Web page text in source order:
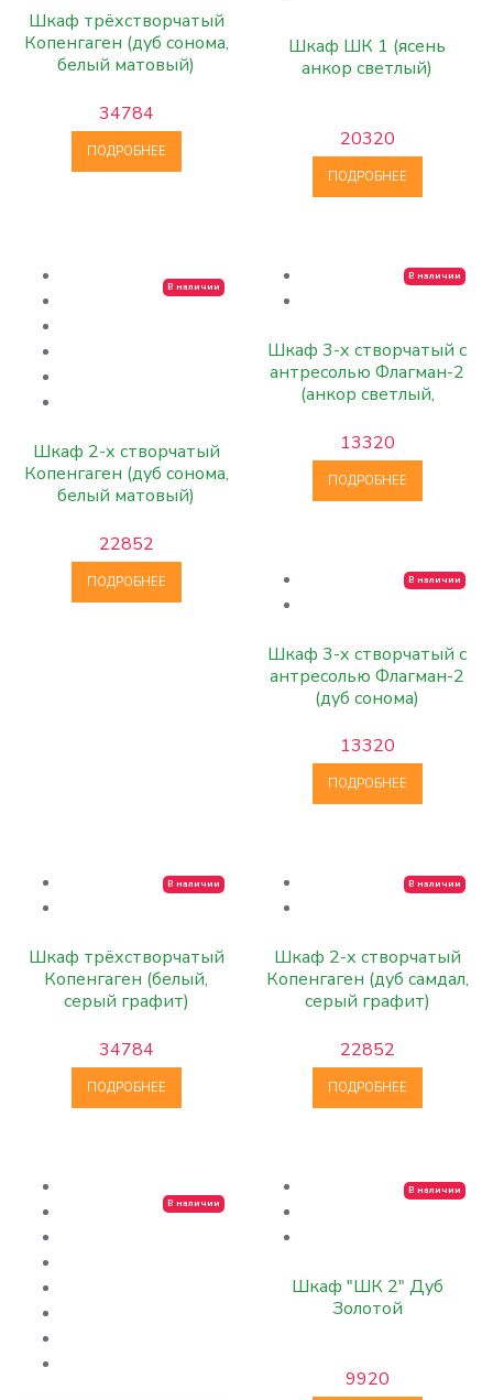
Шкаф трёхстворчатый
Копенгаген (дуб сонома,
белый матовый)
34784
ПОДРОБНЕЕ
Шкаф ШК 1 (ясень
анкор светлый)
20320
ПОДРОБНЕЕ
В наличии
Шкаф 2-х створчатый
Копенгаген (дуб сонома,
белый матовый)
22852
ПОДРОБНЕЕ
В наличии
Шкаф 3-х створчатый с
антресолью Флагман-2
(анкор светлый,
13320
ПОДРОБНЕЕ
В наличии
Шкаф 3-х створчатый с
антресолью Флагман-2
(дуб сонома)
13320
ПОДРОБНЕЕ
В наличии
Шкаф трёхстворчатый
Копенгаген (белый,
серый графит)
34784
ПОДРОБНЕЕ
В наличии
Шкаф 2-х створчатый
Копенгаген (дуб самдал,
серый графит)
22852
ПОДРОБНЕЕ
В наличии
В наличии
Шкаф "ШК 2" Дуб
Золотой
9920